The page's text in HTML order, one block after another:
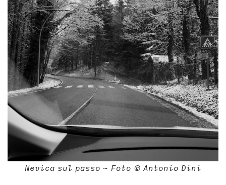
Nevica sul passo ~ Foto © Antonio Dini